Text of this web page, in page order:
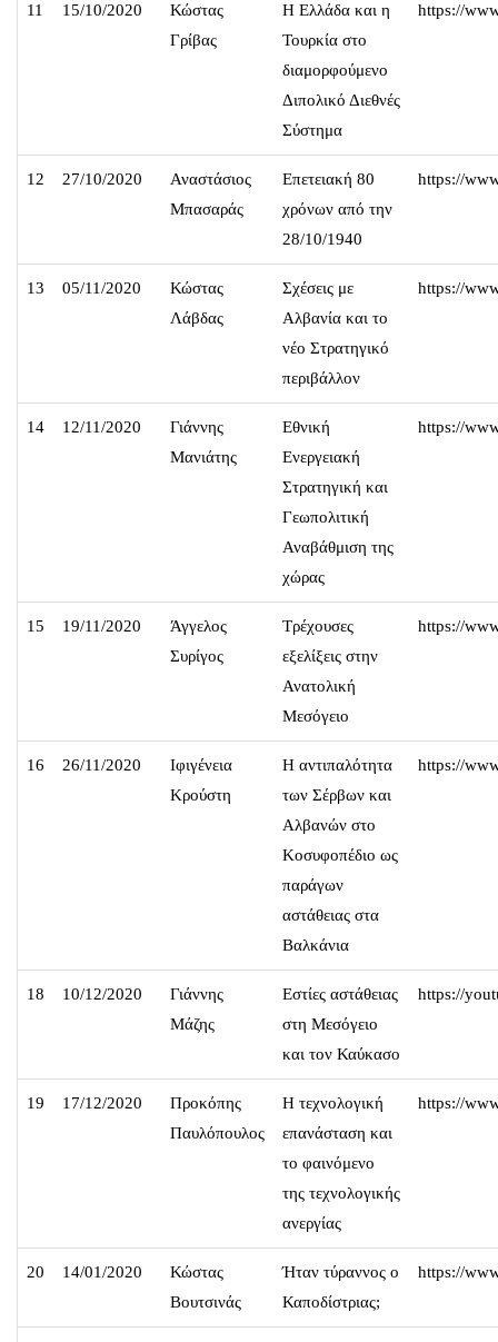
11 15/10/2020
Κώστας
Γρίβας
Η Ελλάδα και η
Τουρκία στο
διαμορφούμενο
Διπολικό Διεθνές
Σύστημα
https://
12 27/10/2020
Αναστάσιος
Μπασαράς
Επετειακή 80
χρόνων από την
28/10/1940
https://
13 05/11/2020
Κώστας
Λάβδας
Σχέσεις με
Αλβανία και το
νέο Στρατηγικό
περιβάλλον
https://
14 12/11/2020
Γιάννης
Μανιάτης
Εθνική
Ενεργειακή
Στρατηγική και
Γεωπολιτική
Αναβάθμιση της
χώρας
https://
15 19/11/2020
Άγγελος
Συρίγος
Τρέχουσες
εξελίξεις στην
Ανατολική
Μεσόγειο
https://
16 26/11/2020
Ιφιγένεια
Κρούστη
Η αντιπαλότητα
των Σέρβων και
Αλβανών στο
Κοσυφοπέδιο ως
παράγων
αστάθειας στα
Βαλκάνια
https://
18 10/12/2020
Γιάννης
Μάζης
Εστίες αστάθειας
στη Μεσόγειο
και τον Καύκασο
https://
19 17/12/2020
Προκόπης
Παυλόπουλος
Η τεχνολογική
επανάσταση και
το φαινόμενο
της τεχνολογικής
ανεργίας
https://
20 14/01/2020
Κώστας
Βουτσινάς
Ήταν τύραννος ο
Καποδίστριας;
https://